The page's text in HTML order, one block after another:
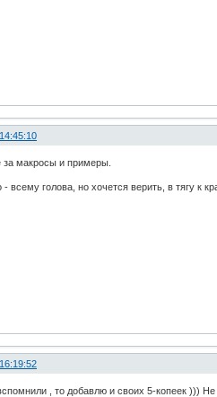
макросы и примеры.
голова, но хочется верить, в тягу к
, то добавлю и своих 5-копеек ))) Не